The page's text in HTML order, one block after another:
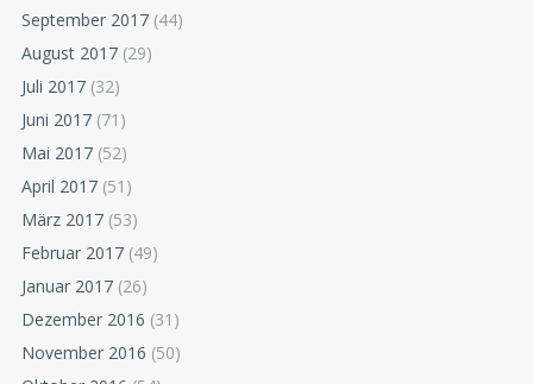
September 2017 (44)
August 2017 (29)
Juli 2017 (32)
Juni 2017 (71)
Mai 2017 (52)
April 2017 (51)
März 2017 (53)
Februar 2017 (49)
Januar 2017 (26)
Dezember 2016 (31)
November 2016 (50)